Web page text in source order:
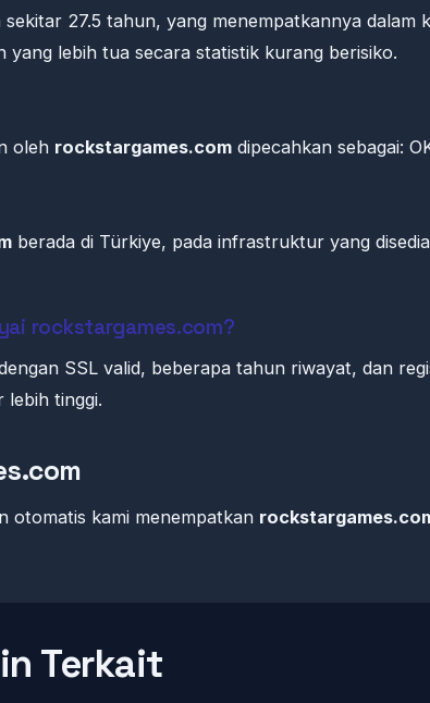
27.5 tahun, yang menempatkannya dalam
yang lebih tua secara statistik kurang berisiko.
oleh rockstargames.com dipecahkan sebagai:
berada di Türkiye, pada infrastruktur yang
rockstargames.com?
SSL valid, beberapa tahun riwayat, dan
lebih tinggi.
otomatis kami menempatkan
Terkait